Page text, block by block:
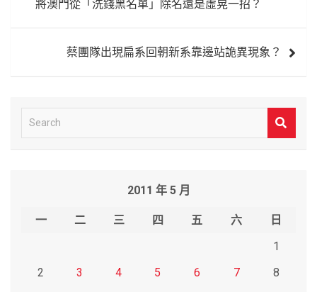
將澳門從「洗錢黑名單」除名還是虛晃一招？
蔡團隊出現扁系回朝新系靠邊站詭異現象？
e
2011 年 5 月
一 二 三 四 五 六
日
1
2
3 4 5 6 7
8